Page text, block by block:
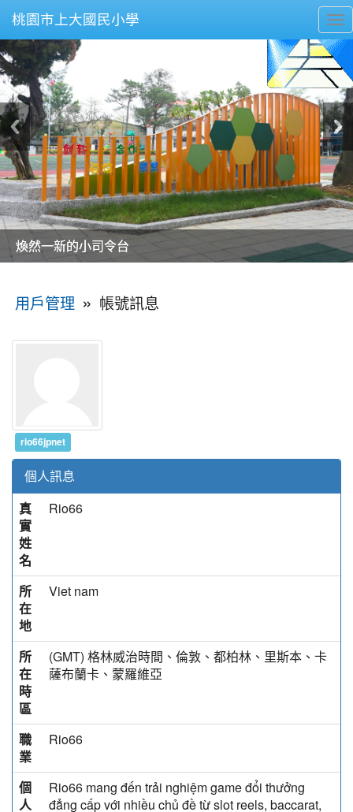
桃園市上大國民小學
美麗的操場是我們活力的來源
美麗的操場是我們活力的來源
煥然一新的小司令台
煥然一新的小司令台
富含桃園埤塘田園風光意象的中廊
富含桃園埤塘田園風光意象的中廊
嶄新的中庭廣場
嶄新的中庭廣場
水生池生生不息
水生池生生不息
用戶管理 » 帳號訊息
rio66jpnet
個人訊息
真
實
姓
名
Rio66
所
在
地
Viet nam
所
在
時
區
(GMT) 格林威治時間、倫敦、都柏林、里斯本、卡
薩布蘭卡、蒙羅維亞
職
業
Rio66
個
人
Rio66 mang đến trải nghiệm game đổi thưởng
đẳng cấp với nhiều chủ đề từ slot reels, baccarat,